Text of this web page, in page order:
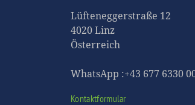
Lüfteneggerstraße 12
4020 Linz
Österreich
WhatsApp :+43 677 6330
Kontaktformular